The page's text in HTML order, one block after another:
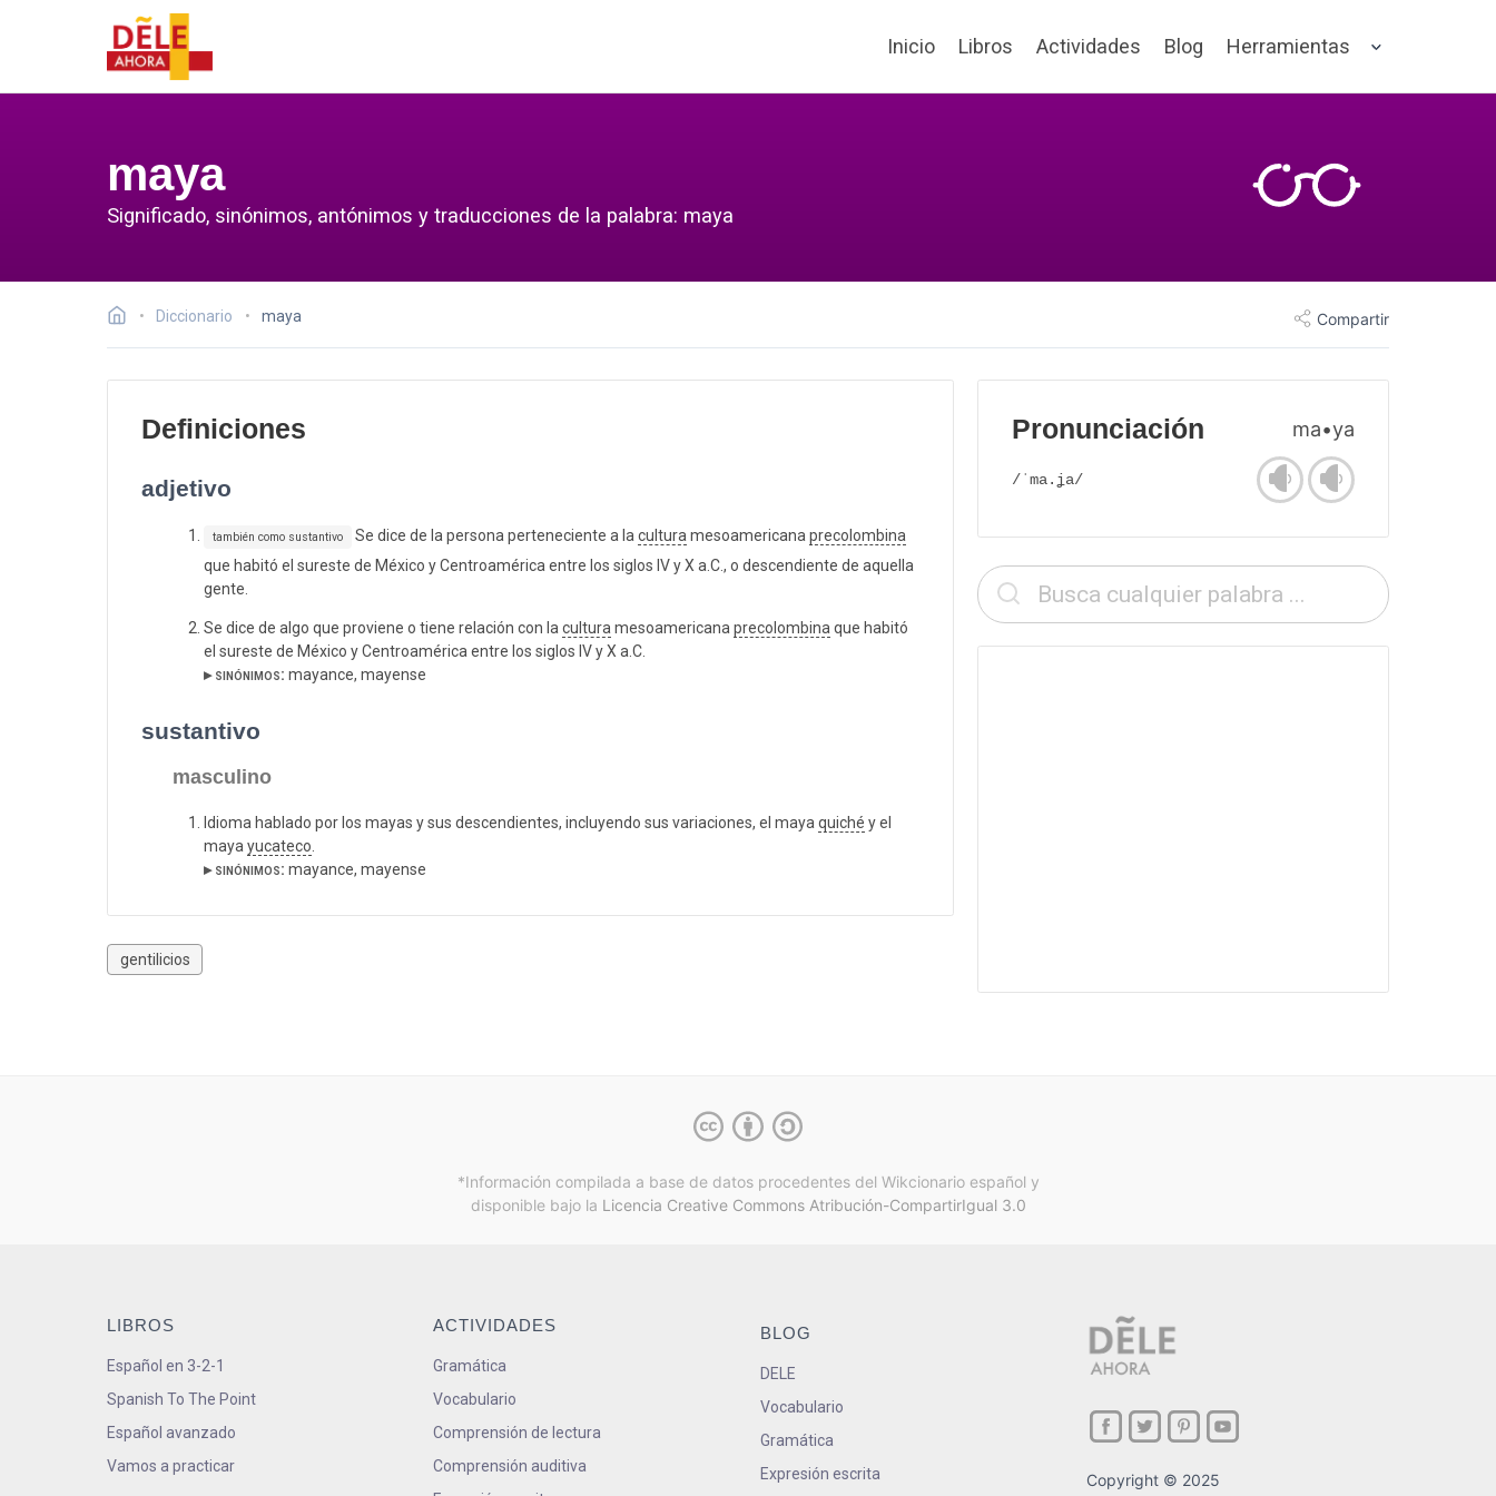
Inicio Libros Actividades Blog Herramientas
maya
Significado, sinónimos, antónimos y traducciones de la palabra: maya
Diccionario maya Compartir
Definiciones
adjetivo
también como sustantivo Se dice de la persona perteneciente a laculturamesoamericanaprecolombina
que habitó el sureste de México y Centroamérica entre los siglos IV y X a.C., o descendiente de aquella
gente.
Se dice de algo que proviene o tiene relación con laculturamesoamericanaprecolombinaque habitó
el sureste de México y Centroamérica entre los siglos IV y X a.C.
▸ sinónimos: mayance, mayense
sustantivo
masculino
Idioma hablado por los mayas y sus descendientes, incluyendo sus variaciones, el mayaquiché y el
mayayucateco.
▸ sinónimos: mayance, mayense
gentilicios
Pronunciación ma•ya
/ˈma.ʝa/
*Información compilada a base de datos procedentes del Wikcionario español y
disponible bajo la Licencia Creative Commons Atribución-CompartirIgual 3.0
LIBROS
Español en 3-2-1
Spanish To The Point
Español avanzado
Vamos a practicar
ACTIVIDADES
Gramática
Vocabulario
Comprensión de lectura
Comprensión auditiva
BLOG
DELE
Vocabulario
Gramática
Expresión escrita
Copyright © 2025